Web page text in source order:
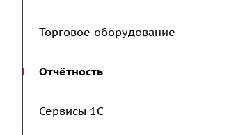
Торговое оборудование
Отчётность
Сервисы 1С